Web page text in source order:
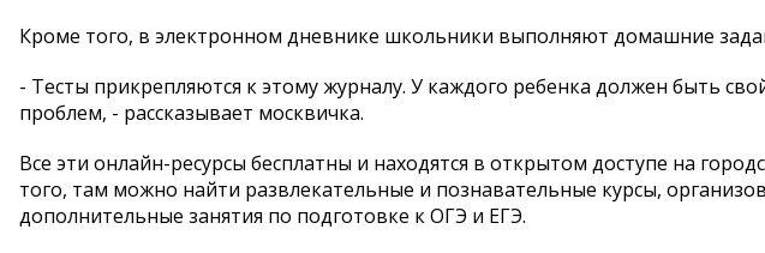
Кроме того, в электронном дневнике школьники выполняют домашние
- Тесты прикрепляются к этому журналу. У каждого ребенка должен быть
проблем, - рассказывает москвичка.
Все эти онлайн-ресурсы бесплатны и находятся в открытом доступе на
того, там можно найти развлекательные и познавательные курсы,
дополнительные занятия по подготовке к ОГЭ и ЕГЭ.